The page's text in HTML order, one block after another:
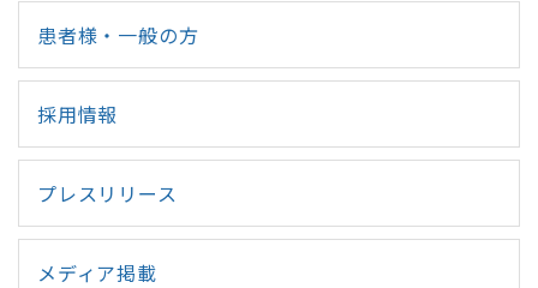
患者様・一般の方
採用情報
プレスリリース
メディア掲載